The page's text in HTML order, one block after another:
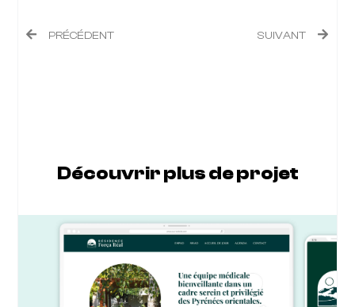
PRÉCÉDENT SUIVANT
Découvrir plus de projet